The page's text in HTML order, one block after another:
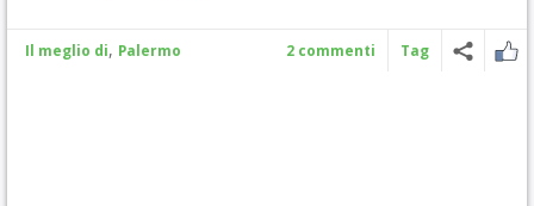
Il meglio di, Palermo 2 commenti Tag